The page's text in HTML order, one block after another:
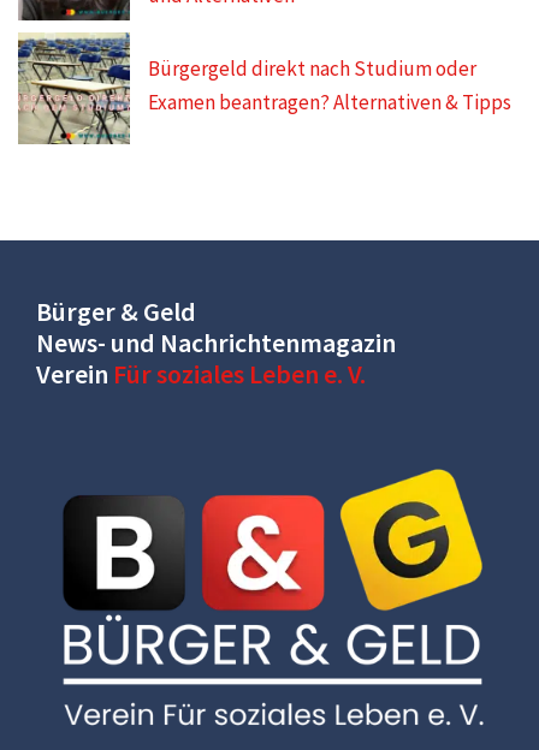
Bürgergeld direkt nach Studium oder
Examen beantragen? Alternativen & Tipps
Bürger & Geld
News- und Nachrichtenmagazin
Verein Für soziales Leben e. V.